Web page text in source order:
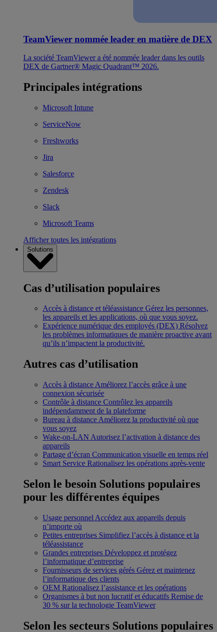
TeamViewer nommée leader en matière de DEX
La société TeamViewer a été nommée leader dans les outils
DEX de Gartner® Magic Quadrant™ 2026.
Principales intégrations
Microsoft Intune
ServiceNow
Freshworks
Jira
Salesforce
Zendesk
Slack
Microsoft Teams
Afficher toutes les intégrations
Solutions
Cas d’utilisation populaires
Accès à distance et téléassistance Gérez les personnes,
les appareils et les applications, où que vous soyez.
Expérience numérique des employés (DEX) Résolvez
les problèmes informatiques de manière proactive avant
qu’ils n’impactent la productivité.
Autres cas d’utilisation
Accès à distance Améliorez l’accès grâce à une
connexion sécurisée
Contrôle à distance Contrôlez les appareils
indépendamment de la plateforme
Bureau à distance Améliorez la productivité où que
vous soyez
Wake-on-LAN Autorisez l’activation à distance des
appareils
Partage d’écran Communication visuelle en temps réel
Smart Service Rationalisez les opérations après-vente
Selon le besoin Solutions populaires
pour les différentes équipes
Usage personnel Accédez aux appareils depuis
n’importe où
Petites entreprises Simplifiez l’accès à distance et la
téléassistance
Grandes entreprises Développez et protégez
l’informatique d’entreprise
Fournisseurs de services gérés Gérez et maintenez
l’informatique des clients
OEM Rationalisez l’assistance et les opérations
Organismes à but non lucratif et éducatifs Remise de
30 % sur la technologie TeamViewer
Selon les secteurs Solutions populaires